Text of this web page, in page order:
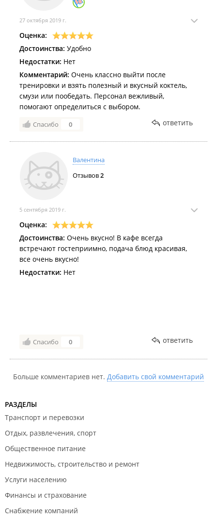
27 октября 2019 г.
Оценка:
Достоинства: Удобно
Недостатки: Нет
Комментарий: Очень классно выйти после
тренировки и взять полезный и вкусный коктель,
смузи или пообедать. Персонал вежливый,
помогают определиться с выбором.
Спасибо 0 ответить
Валентина
Отзывов2
5 сентября 2019 г.
Оценка:
Достоинства: Очень вкусно! В кафе всегда
встречают гостеприимно, подача блюд красивая,
все очень вкусно!
Недостатки: Нет
Спасибо 0 ответить
Больше комментариев нет. Добавить свой комментарий
РАЗДЕЛЫ
Транспорт и перевозки
Отдых, развлечения, спорт
Общественное питание
Недвижимость, строительство и ремонт
Услуги населению
Финансы и страхование
Снабжение компаний